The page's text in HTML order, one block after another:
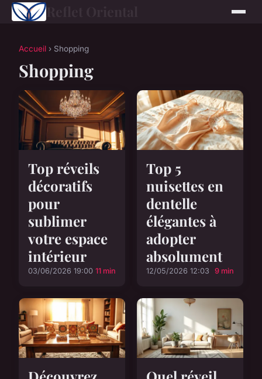
Reflet Oriental
Accueil › Shopping
Shopping
Top réveils
décoratifs
pour
sublimer
votre espace
intérieur
03/06/2026 19:00 11 min
Top 5
nuisettes en
dentelle
élégantes à
adopter
absolument
12/05/2026 12:03 9 min